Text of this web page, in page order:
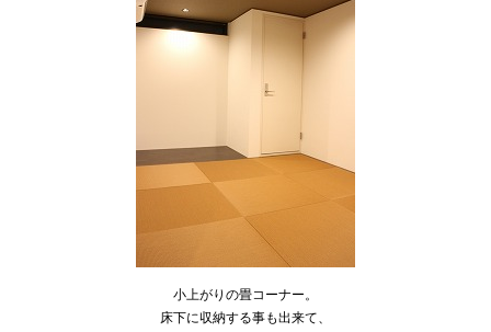
小上がりの畳コーナー。
床下に収納する事も出来て、